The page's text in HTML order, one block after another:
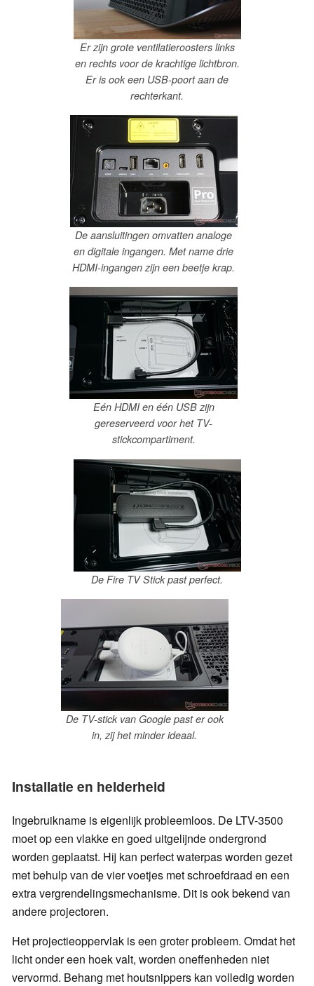
Er zijn grote ventilatieroosters links
en rechts voor de krachtige lichtbron.
Er is ook een USB-poort aan de
rechterkant.
De aansluitingen omvatten analoge
en digitale ingangen. Met name drie
HDMI-ingangen zijn een beetje krap.
Eén HDMI en één USB zijn
gereserveerd voor het TV-
stickcompartiment.
De Fire TV Stick past perfect.
De TV-stick van Google past er ook
in, zij het minder ideaal.
Installatie en helderheid
Ingebruikname is eigenlijk probleemloos. De LTV-3500
moet op een vlakke en goed uitgelijnde ondergrond
worden geplaatst. Hij kan perfect waterpas worden gezet
met behulp van de vier voetjes met schroefdraad en een
extra vergrendelingsmechanisme. Dit is ook bekend van
andere projectoren.
Het projectieoppervlak is een groter probleem. Omdat het
licht onder een hoek valt, worden oneffenheden niet
vervormd. Behang met houtsnippers kan volledig worden